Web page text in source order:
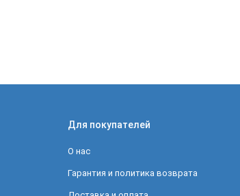
Для покупателей
О нас
Гарантия и политика возврата